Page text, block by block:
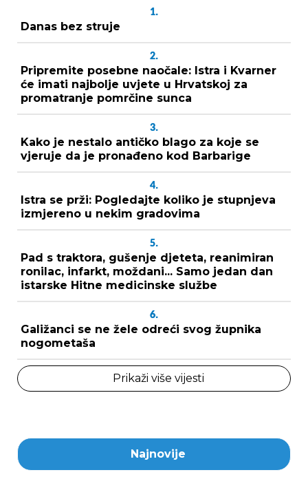
1.
Danas bez struje
2.
Pripremite posebne naočale: Istra i Kvarner
će imati najbolje uvjete u Hrvatskoj za
promatranje pomrčine sunca
3.
Kako je nestalo antičko blago za koje se
vjeruje da je pronađeno kod Barbarige
4.
Istra se prži: Pogledajte koliko je stupnjeva
izmjereno u nekim gradovima
5.
Pad s traktora, gušenje djeteta, reanimiran
ronilac, infarkt, moždani... Samo jedan dan
istarske Hitne medicinske službe
6.
Galižanci se ne žele odreći svog župnika
nogometaša
Prikaži više vijesti
Najnovije